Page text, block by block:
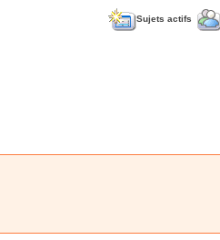
Sujets actifs